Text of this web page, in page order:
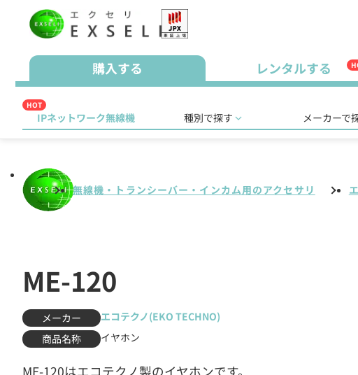
購入する レンタルする
HOT
IPネットワーク無線機 種別で探す メーカーで
無線機・トランシーバー・インカム用のアクセサリ
ME-120
メーカー
エコテクノ(EKO TECHNO)
商品名称
イヤホン
ME-120はエコテクノ製のイヤホンです。